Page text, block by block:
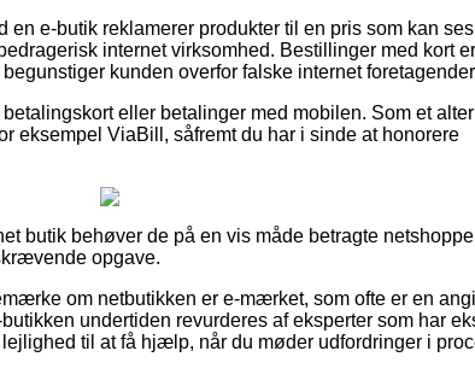
en e-butik reklamerer produkter til en pris som kan
internet virksomhed. Bestillinger med kort
kunden overfor falske internet
eller betalinger med mobilen. Som et
eksempel ViaBill, såfremt du har i sinde at honorere
butik behøver de på en vis måde betragte
opgave.
om netbutikken er e-mærket, som ofte er en
undertiden revurderes af eksperter som har
til at få hjælp, når du møder udfordringer i